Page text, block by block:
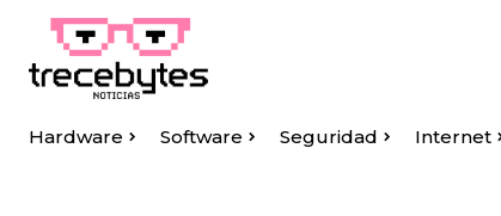
Hardware Software Seguridad Internet